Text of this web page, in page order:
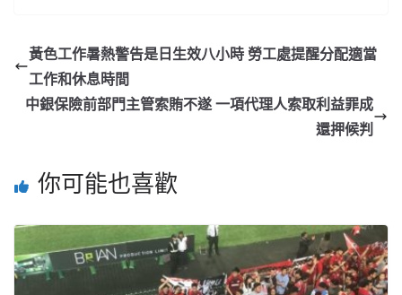
黃色工作暑熱警告是日生效八小時 勞工處提醒分配適當
工作和休息時間
中銀保險前部門主管索賄不遂 一項代理人索取利益罪成
還押候判
你可能也喜歡